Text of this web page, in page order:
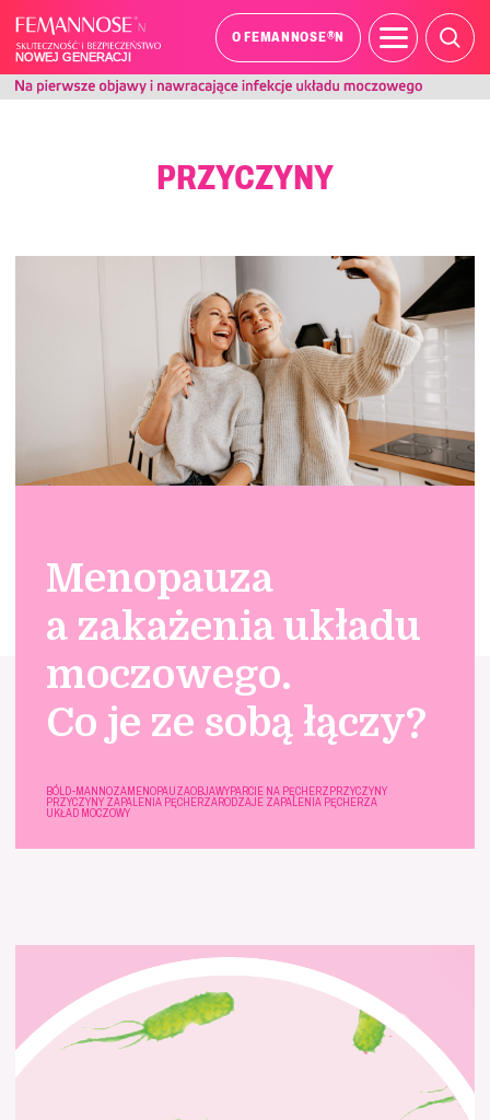
O FEMANNOSE®N
PRZYCZYNY
Menopauza
a zakażenia układu
moczowego.
Co je ze sobą łączy?
BÓLD-MANNOZAMENOPAUZAOBJAWYPARCIE NA PĘCHERZPRZYCZYNY
PRZYCZYNY ZAPALENIA PĘCHERZARODZAJE ZAPALENIA PĘCHERZA
UKŁAD MOCZOWY